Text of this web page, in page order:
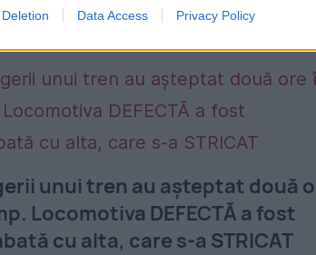
Data Access Privacy Policy
trenurile...
unui tren au așteptat două
Locomotiva DEFECTĂ a fost
cu alta, care s-a STRICAT